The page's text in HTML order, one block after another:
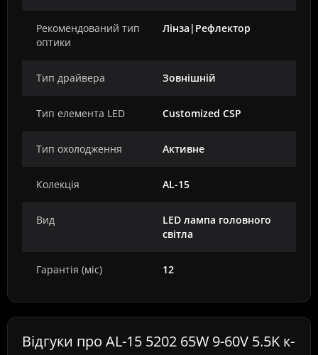
Рекомендований тип
оптики
Лінза|Рефлектор
Тип драйвера Зовнішній
Тип елемента LED Customized CSP
Тип охолодження Активне
Колекція AL-15
Вид
LED лампа головного
світла
Гарантія (міс) 12
Відгуки про AL-15 5202 65W 9-60V 5.5K к-